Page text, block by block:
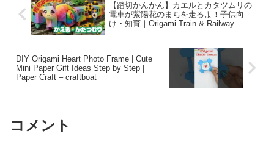
【踏切かんかん】カエルとカタツムリの
電車が紫陽花のまちを走るよ！子供向
け・知育｜Origami Train & Railway
DIY Origami Heart Photo Frame | Cute
Mini Paper Gift Ideas Step by Step |
Paper Craft – craftboat
コメント